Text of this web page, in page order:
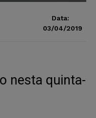
Data:
03/04/2019
nesta quinta-